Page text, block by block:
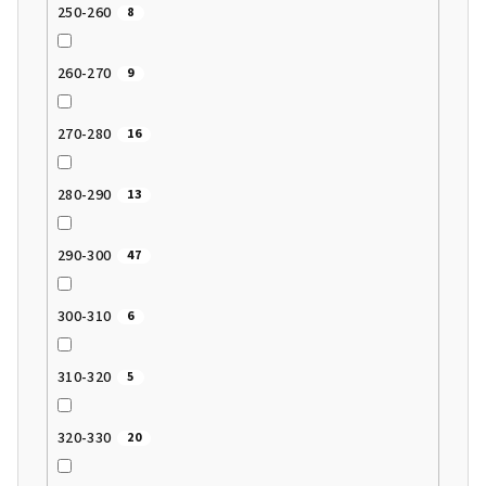
250-260 8
260-270 9
270-280 16
280-290 13
290-300 47
300-310 6
310-320 5
320-330 20